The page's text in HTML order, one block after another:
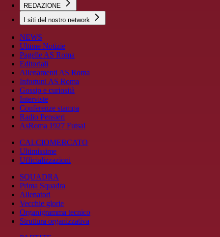
REDAZIONE
I siti del nostro network
NEWS
Ultime Notizie
Pagelle AS Roma
Editoriali
Allenamenti AS Roma
Infortuni AS Roma
Gossip e curiosità
Interviste
Conferenze stampa
Radio Pensieri
AsRoma 1927 Futsal
CALCIOMERCATO
Ultimissime
Ufficializzazioni
SQUADRA
Prima Squadra
Allenatori
Vecchie glorie
Organigramma tecnico
Struttura organizzativa